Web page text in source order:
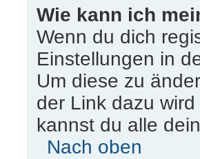
Wie kann ich
Wenn du dich
Einstellungen in
Um diese zu
der Link dazu
kannst du alle
Nach oben